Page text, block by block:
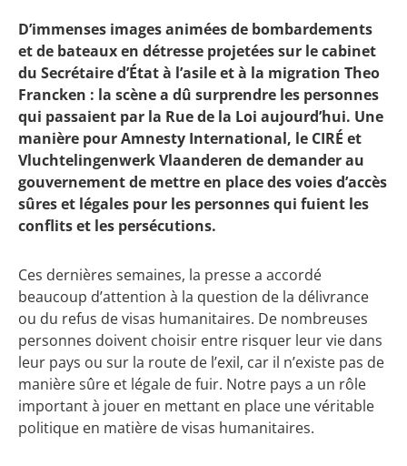
D’immenses images animées de bombardements
et de bateaux en détresse projetées sur le cabinet
du Secrétaire d’État à l’asile et à la migration Theo
Francken : la scène a dû surprendre les personnes
qui passaient par la Rue de la Loi aujourd’hui. Une
manière pour Amnesty International, le CIRÉ et
Vluchtelingenwerk Vlaanderen de demander au
gouvernement de mettre en place des voies d’accès
sûres et légales pour les personnes qui fuient les
conflits et les persécutions.
Ces dernières semaines, la presse a accordé
beaucoup d’attention à la question de la délivrance
ou du refus de visas humanitaires. De nombreuses
personnes doivent choisir entre risquer leur vie dans
leur pays ou sur la route de l’exil, car il n’existe pas de
manière sûre et légale de fuir. Notre pays a un rôle
important à jouer en mettant en place une véritable
politique en matière de visas humanitaires.